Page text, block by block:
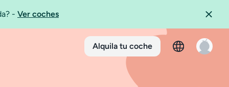
- Ver coches
Alquila tu coche